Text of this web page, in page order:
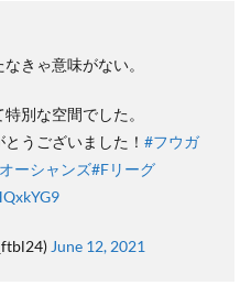
きゃ意味がない。
別な空間でした。
うございました！ #フウガ
ーシャンズ#Fリーグ
June 12, 2021